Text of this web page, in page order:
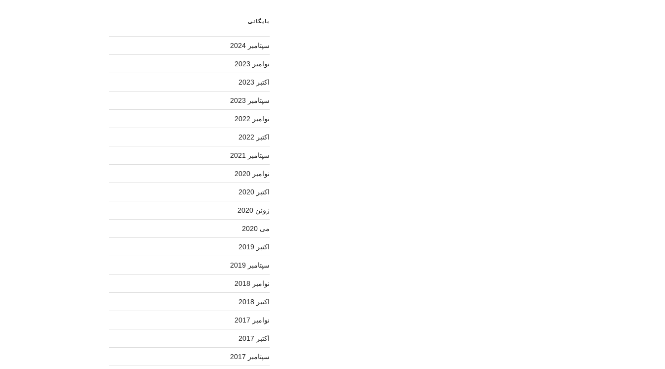
بایگانی
سپتامبر 2024
نوامبر 2023
اکتبر 2023
سپتامبر 2023
نوامبر 2022
اکتبر 2022
سپتامبر 2021
نوامبر 2020
اکتبر 2020
ژوئن 2020
می 2020
اکتبر 2019
سپتامبر 2019
نوامبر 2018
اکتبر 2018
نوامبر 2017
اکتبر 2017
سپتامبر 2017